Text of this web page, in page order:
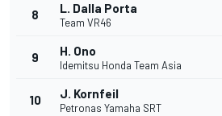
8 L. Dalla Porta
Team VR46
9 H. Ono
Idemitsu Honda Team Asia
10 J. Kornfeil
Petronas Yamaha SRT